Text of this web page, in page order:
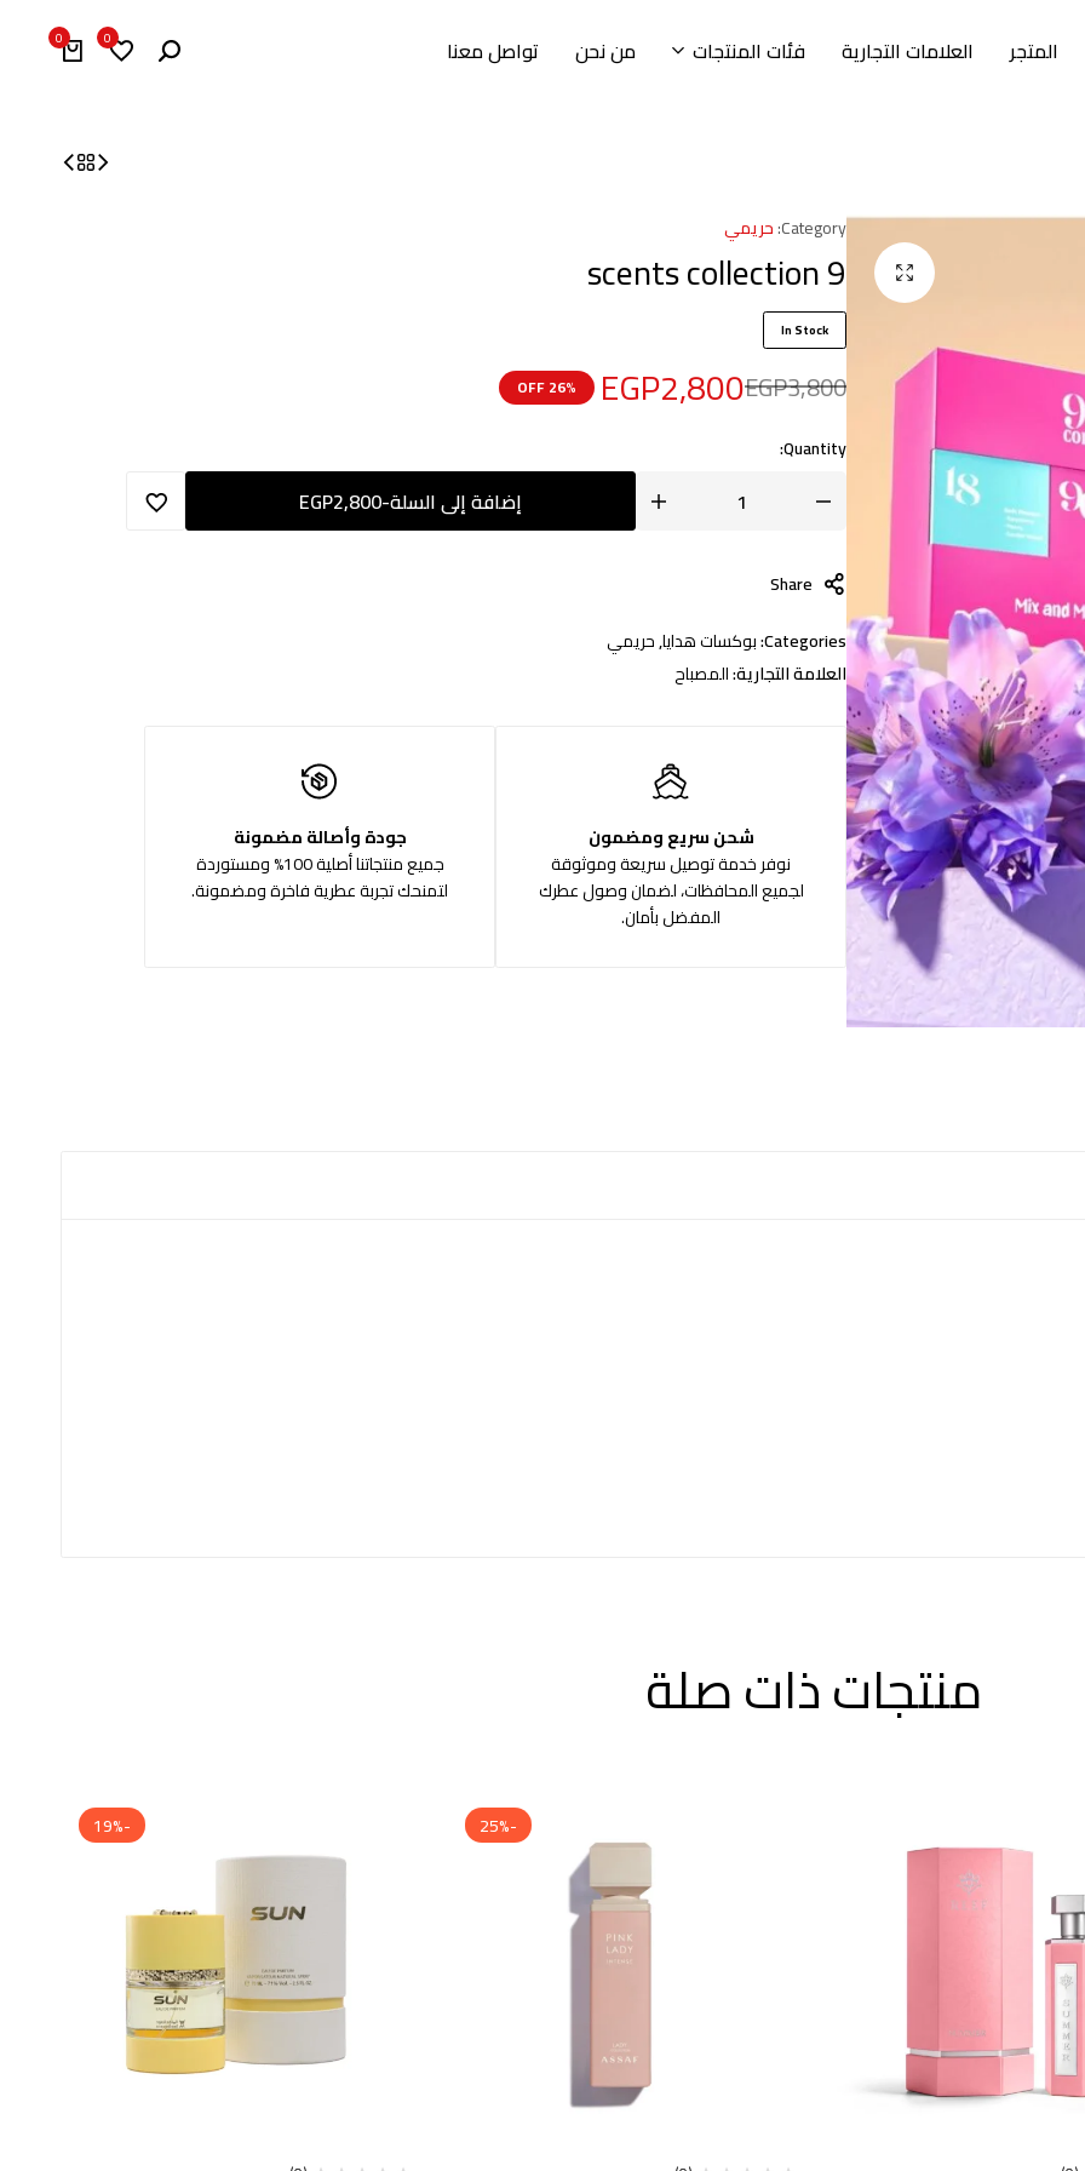
المتجر العلامات التجارية فئات المنتجات من نحن تواصل معنا 0
0
Category: حريمي
9 scents collection
In Stock
EGP3,800
EGP2,800
26% OFF
Quantity:
إضافة إلى السلة-
EGP2,800
Share
Categories: بوكسات هدايا,حريمي
العلامة التجارية:المصباح
شحن سريع ومضمون
نوفر خدمة توصيل سريعة وموثوقة
لجميع المحافظات، لضمان وصول عطرك
المفضل بأمان.
جودة وأصالة مضمونة
جميع منتجاتنا أصلية 100% ومستوردة
لتمنحك تجربة عطرية فاخرة ومضمونة.
منتجات ذات صلة
-25%
-19%